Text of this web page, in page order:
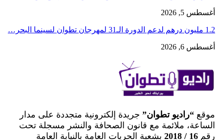
أغسطس 5, 2026
1.2 مليون درهم لدعم الدورة الـ31 لمهرجان تطوان لسينما البحر…
أغسطس 6, 2026
موقع “راديو تطوان” جريدة إلكترونية متجددة على مدار
الساعة، ملائمة مع قانون الصحافة والنشر مسجلة تحت
رقم 16 / 2018
بشعبة الحريات العامة بالنيابة العامة